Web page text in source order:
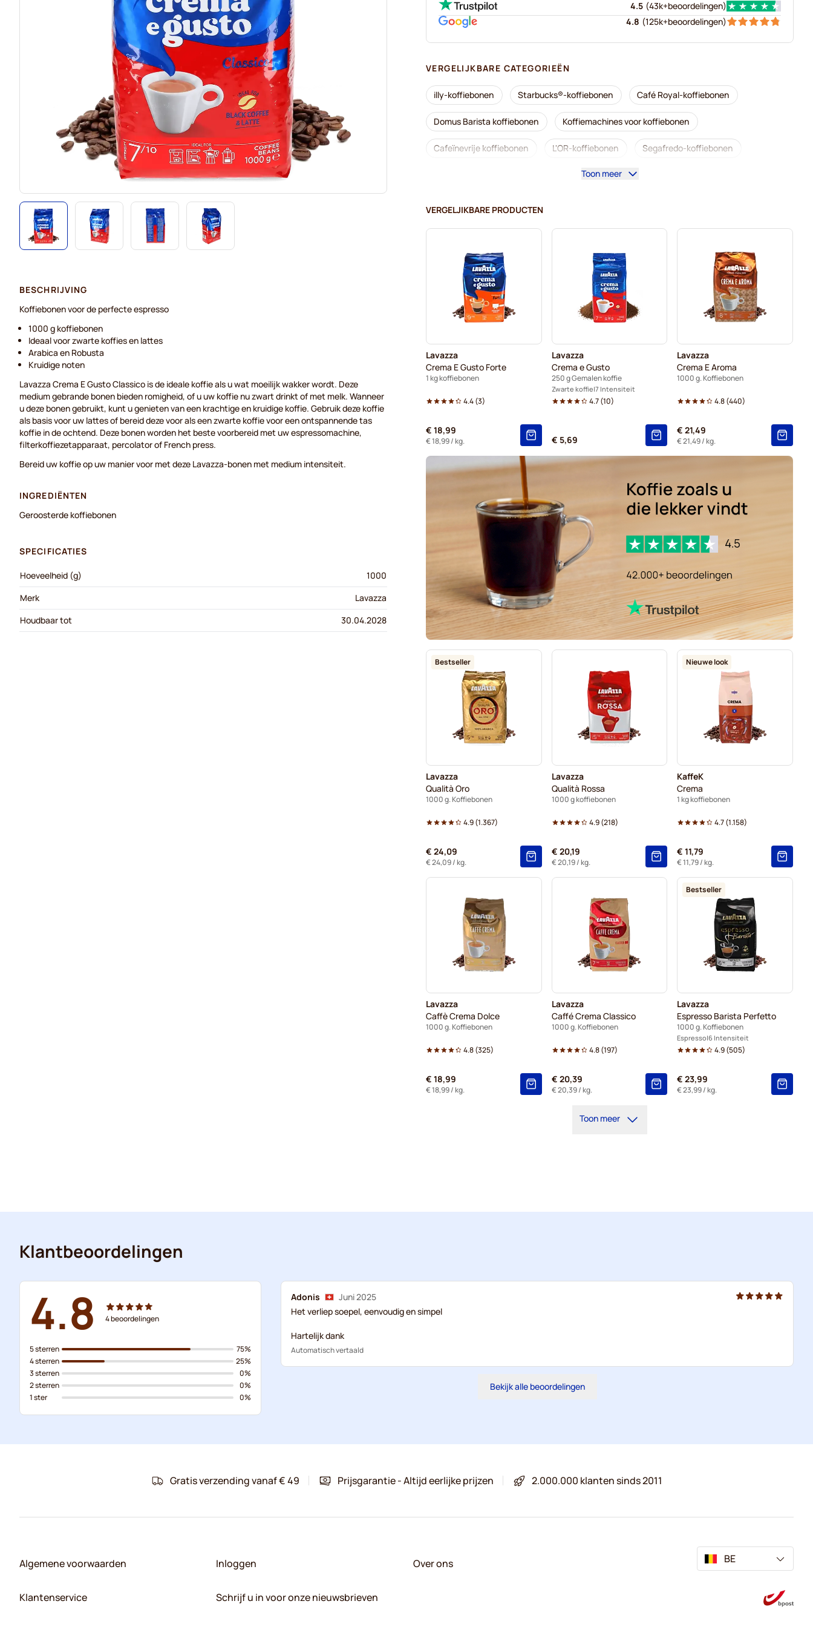
4.5 (43k+beoordelingen)
4.8 (125k+beoordelingen)
VERGELIJKBARE CATEGORIEËN
illy-koffiebonen Starbucks®-koffiebonen Café Royal-koffiebonen
Domus Barista koffiebonen Koffiemachines voor koffiebonen
Cafeïnevrije koffiebonen L'OR-koffiebonen Segafredo-koffiebonen
Garibaldi-koffiebonen
Koffiebonen Kaffekapslen koffiebonen Delonghi-espressokoffiebonen
Toon meer
VERGELJIKBARE PRODUCTEN
Lavazza
Crema E Gusto Forte
1 kg koffiebonen
4.4(3)
€ 18,99
€ 18,99/ kg.
Lavazza
Crema e Gusto
250 g Gemalen koffie
Zwarte koffie 7 Intensiteit
4.7(10)
€ 5,69
Lavazza
Crema E Aroma
1000 g. Koffiebonen
4.8(440)
€ 21,49
€ 21,49/ kg.
Bestseller
Lavazza
Qualità Oro
1000 g. Koffiebonen
4.9(1.367)
€ 24,09
€ 24,09/ kg.
Lavazza
Qualità Rossa
1000 g koffiebonen
4.9(218)
€ 20,19
€ 20,19/ kg.
Nieuwe look
KaffeK
Crema
1 kg koffiebonen
4.7(1.158)
€ 11,79
€ 11,79/ kg.
Lavazza
Caffè Crema Dolce
1000 g. Koffiebonen
4.8(325)
€ 18,99
€ 18,99/ kg.
Lavazza
Caffé Crema Classico
1000 g. Koffiebonen
4.8(197)
€ 20,39
€ 20,39/ kg.
Bestseller
Lavazza
Espresso Barista Perfetto
1000 g. Koffiebonen
Espresso 6 Intensiteit
4.9(505)
€ 23,99
€ 23,99/ kg.
Toon meer
BESCHRIJVING
Koffiebonen voor de perfecte espresso
1000 g koffiebonen
Ideaal voor zwarte koffies en lattes
Arabica en Robusta
Kruidige noten
Lavazza Crema E Gusto Classico is de ideale koffie als u wat moeilijk wakker wordt. Deze
medium gebrande bonen bieden romigheid, of u uw koffie nu zwart drinkt of met melk. Wanneer
u deze bonen gebruikt, kunt u genieten van een krachtige en kruidige koffie. Gebruik deze koffie
als basis voor uw lattes of bereid deze voor als een zwarte koffie voor een ontspannende tas
koffie in de ochtend. Deze bonen worden het beste voorbereid met uw espressomachine,
filterkoffiezetapparaat, percolator of French press.
Bereid uw koffie op uw manier voor met deze Lavazza-bonen met medium intensiteit.
INGREDIËNTEN
Geroosterde koffiebonen
SPECIFICATIES
Hoeveelheid (g)
1000
Merk
Lavazza
Houdbaar tot
30.04.2028
Klantbeoordelingen
4.8 4beoordelingen
5 sterren
4 sterren
3 sterren
2 sterren
1 ster
75%
25%
0%
0%
0%
Adonis
Juni 2025
Het verliep soepel, eenvoudig en simpel
Hartelijk dank
Automatisch vertaald
Bekijk alle beoordelingen
Gratis verzending vanaf € 49 Prijsgarantie - Altijd eerlijke prijzen 2.000.000 klanten sinds 2011
Algemene voorwaarden
Klantenservice
Inloggen
Schrijf u in voor onze nieuwsbrieven
Over ons BE